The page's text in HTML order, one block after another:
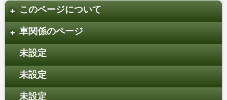
+ このページについて
+ 車関係のページ
未設定
未設定
未設定